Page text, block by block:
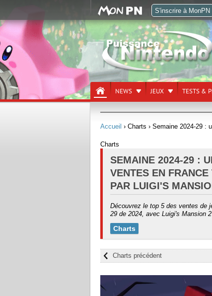
NEWS JEUX TESTS &
Accueil › Charts › Semaine 2024-29 :
Charts
SEMAINE 2024-29 :
VENTES EN
PAR LUIGI'S
Découvrez le top 5 des ventes de
29 de 2024, avec Luigi's Mansion
Charts
Charts précédent
S'inscrire à MonPN